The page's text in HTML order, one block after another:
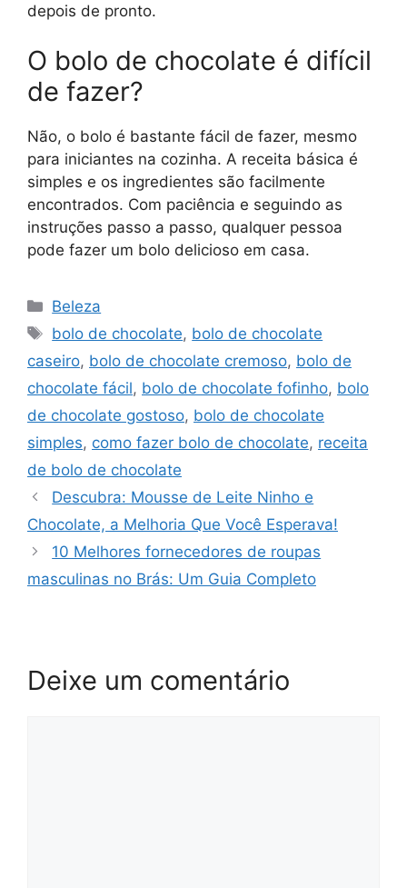
depois de pronto.
O bolo de chocolate é difícil
de fazer?
Não, o bolo é bastante fácil de fazer, mesmo
para iniciantes na cozinha. A receita básica é
simples e os ingredientes são facilmente
encontrados. Com paciência e seguindo as
instruções passo a passo, qualquer pessoa
pode fazer um bolo delicioso em casa.
Categorias
Beleza
Tags
bolo de chocolate, bolo de chocolate
caseiro, bolo de chocolate cremoso, bolo de
chocolate fácil, bolo de chocolate fofinho, bolo
de chocolate gostoso, bolo de chocolate
simples, como fazer bolo de chocolate, receita
de bolo de chocolate
Descubra: Mousse de Leite Ninho e
Chocolate, a Melhoria Que Você Esperava!
10 Melhores fornecedores de roupas
masculinas no Brás: Um Guia Completo
Deixe um comentário